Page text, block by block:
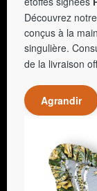
Découvrez
conçus à la
singulière.
de la livraison
Agrandir